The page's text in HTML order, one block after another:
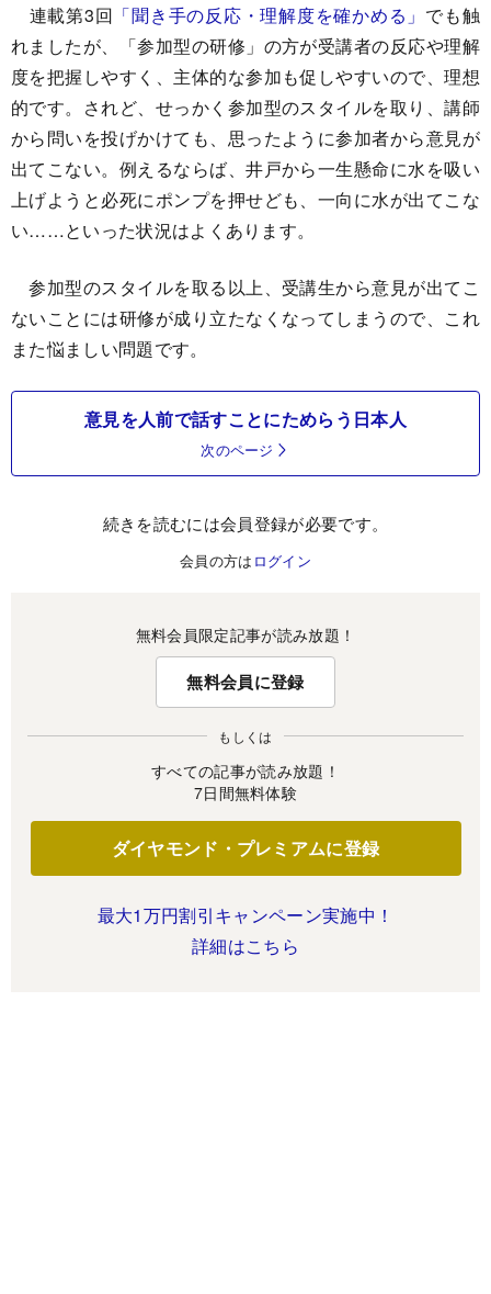
連載第3回 「聞き手の反応・理解度を確かめる」 でも触
れましたが、「参加型の研修」の方が受講者の反応や理解
度を把握しやすく、主体的な参加も促しやすいので、理想
的です。されど、せっかく参加型のスタイルを取り、講師
から問いを投げかけても、思ったように参加者から意見が
出てこない。例えるならば、井戸から一生懸命に水を吸い
上げようと必死にポンプを押せども、一向に水が出てこな
い……といった状況はよくあります。
参加型のスタイルを取る以上、受講生から意見が出てこ
ないことには研修が成り立たなくなってしまうので、これ
また悩ましい問題です。
意見を人前で話すことにためらう日本人
次のページ
続きを読むには会員登録が必要です。
会員の方は ログイン
無料会員限定記事が読み放題！
無料会員に登録
もしくは
すべての記事が読み放題！
7日間無料体験
ダイヤモンド・プレミアムに登録
最大1万円割引キャンペーン実施中！
詳細はこちら